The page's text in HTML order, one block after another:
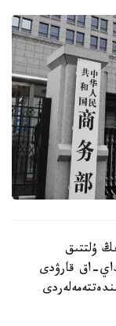
ۇلتتىق
اق قارۋدى